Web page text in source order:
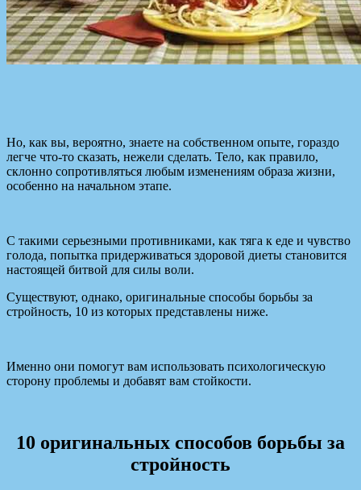
Но, как вы, вероятно, знаете на собственном опыте, гораздо
легче что-то сказать, нежели сделать. Тело, как правило,
склонно сопротивляться любым изменениям образа жизни,
особенно на начальном этапе.
С такими серьезными противниками, как тяга к еде и чувство
голода, попытка придерживаться здоровой диеты становится
настоящей битвой для силы воли.
Существуют, однако, оригинальные способы борьбы за
стройность, 10 из которых представлены ниже.
Именно они помогут вам использовать психологическую
сторону проблемы и добавят вам стойкости.
10 оригинальных способов борьбы за
стройность